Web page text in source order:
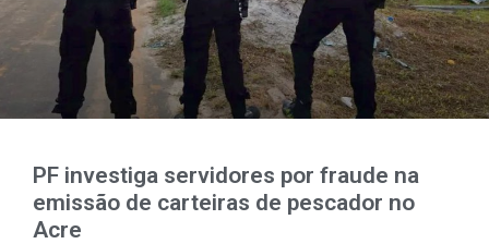
PF investiga servidores por fraude na
emissão de carteiras de pescador no
Acre